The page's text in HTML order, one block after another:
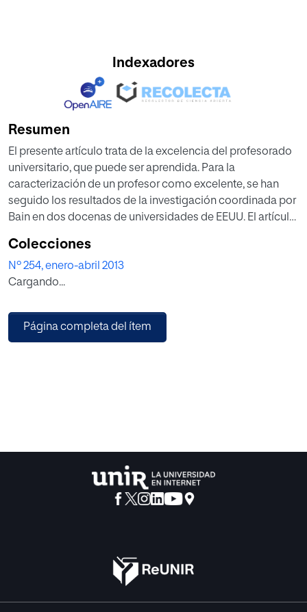
Indexadores
Resumen
El presente artículo trata de la excelencia del profesorado
universitario, que puede ser aprendida. Para la
caracterización de un profesor como excelente, se han
seguido los resultados de la investigación coordinada por
Bain en dos docenas de universidades de EEUU. El artículo
procedimiento de Bain para detectar la excelencia en los
profesores universitarios y en qué consiste tal excelencia;
qué concepción tienen los mejores profesores
relacionan con los alumnos; cómo promueven la
investigación y la promoción profesional de sus
Colecciones
Nº 254, enero-abril 2013
Cargando...
Página completa del ítem